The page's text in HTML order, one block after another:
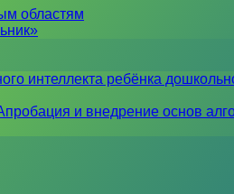
областям
интеллекта ребёнка
и внедрение основ